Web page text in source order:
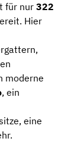
für nur 322
Hier
moderne
, ein
eine